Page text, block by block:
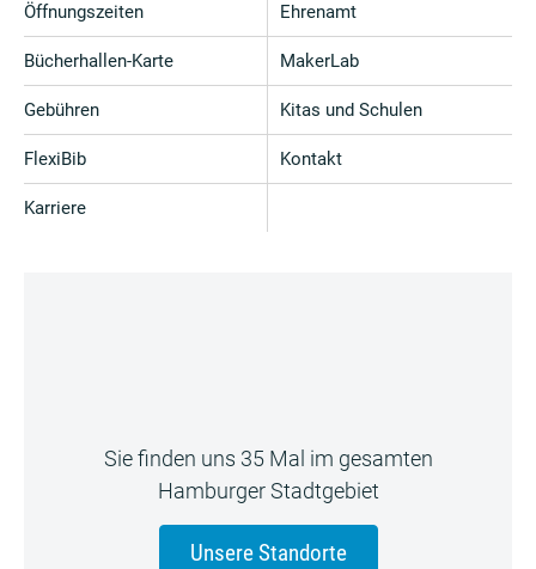
Öffnungszeiten
Bücherhallen-Karte
Gebühren
FlexiBib
Karriere
Ehrenamt
MakerLab
Kitas und Schulen
Kontakt
Sie finden uns 35 Mal im gesamten
Hamburger Stadtgebiet
Unsere Standorte